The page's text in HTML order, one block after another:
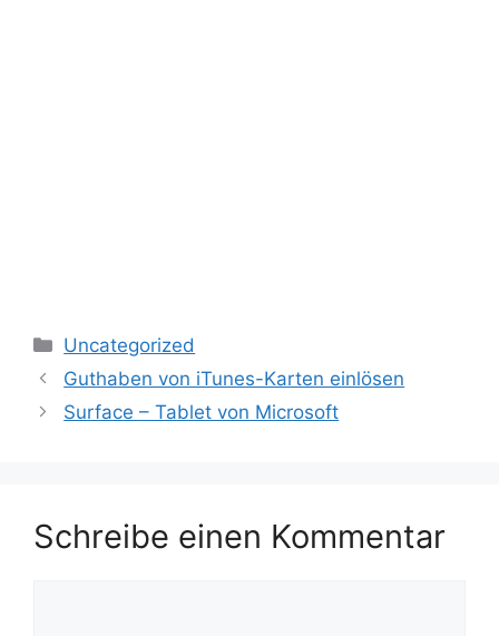
Kategorien
Uncategorized
Guthaben von iTunes-Karten einlösen
Surface – Tablet von Microsoft
Schreibe einen Kommentar